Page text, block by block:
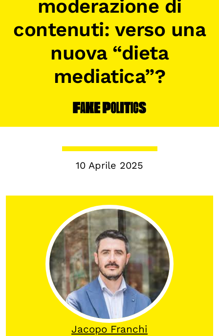
Biblioteca
Mostre digitali
I CONTENUTI
Osservatori di ricerca
Progetti Internazionali
Storie di Resistenza, ottant’anni dopo
Calendario civile
OLTRE LA SCUOLA
Attività per bambine e bambini
Programmi per le scuole
Under25
Classici del Pensiero Politico
Master e Executive Program
moderazione di
contenuti: verso una
nuova “dieta
mediatica”?
10 Aprile 2025
Jacopo Franchi